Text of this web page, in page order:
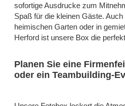
sofortige Ausdrucke zum
Spaß für die kleinen Gäste.
heimischen Garten oder in
Herford ist unsere Box die
Planen Sie eine
oder ein Teambuilding-